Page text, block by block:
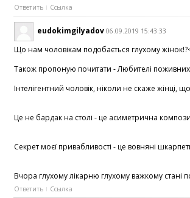
Ответить Ссылка
eudokimgilyadov 06.09.2019 15:43:33
Що нам чоловікам подобається глухому
Також пропоную почитати - Любителі поживних
Інтелігентний чоловік, ніколи не скаже
Це не бардак на столі - це асиметрична
Секрет моєї привабливості - це вовняні
Вчора глухому лікарню глухому важкому стані
Ответить Ссылка